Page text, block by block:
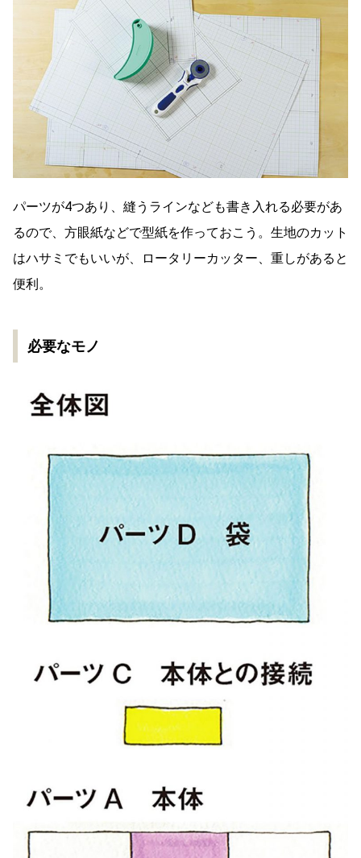
パーツが4つあり、縫うラインなども書き入れる必要があ
るので、方眼紙などで型紙を作っておこう。生地のカット
はハサミでもいいが、ロータリーカッター、重しがあると
便利。
必要なモノ